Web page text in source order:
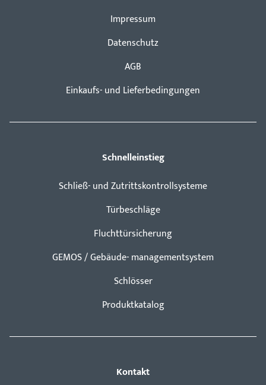
Impressum
Datenschutz
AGB
Einkaufs- und Lieferbedingungen
Schnelleinstieg
Schließ- und Zutrittskontrollsysteme
Türbeschläge
Fluchttürsicherung
GEMOS / Gebäude- managementsystem
Schlösser
Produktkatalog
Kontakt